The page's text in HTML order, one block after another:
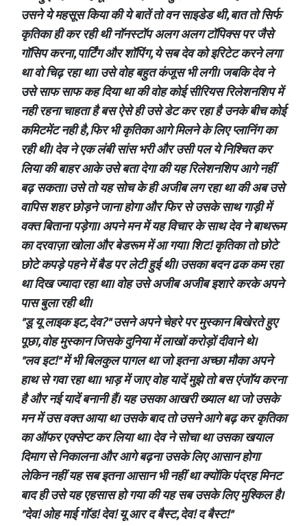
उसने ये महसूस किया की ये बातें तो वन साइडेड थी, बात तो सिर्फ
कृतिका ही कर रही थी नॉनस्टॉप अलग अलग टॉपिक्स पर जैसे
गॉसिप करना, पार्टिंग और शॉपिंग, ये सब देव को इरिटेट करने लगा
था वो चिढ़ रहा था। उसे वोह बहुत कंजूस भी लगी। जबकि देव ने
उसे साफ साफ कह दिया था की वोह कोई सीरियस रिलेशनशिप में
नही रहना चाहता है बस ऐसे ही उसे डेट कर रहा है उनके बीच कोई
कमिटमेंट नही है, फिर भी कृतिका आगे मिलने के लिए प्लानिंग का
रही थी। देव ने एक लंबी सांस भरी और उसी पल ये निश्चित कर
लिया की बाहर आके उसे बता देगा की यह रिलेशनशिप आगे नहीं
बढ़ सकता। उसे तो यह सोच के ही अजीब लग रहा था की अब उसे
वापिस शहर छोड़ने जाना होगा और फिर से उसके साथ गाड़ी में
वक्त बिताना पड़ेगा। अपने मन में यह विचार के साथ देव ने बाथरूम
का दरवाज़ा खोला और बेडरूम में आ गया। शिट! कृतिका तो छोटे
छोटे कपड़े पहने में बैड पर लेटी हुई थी। उसका बदन ढक कम रहा
था दिख ज्यादा रहा था। वोह उसे अजीब अजीब इशारे करके अपने
पास बुला रही थी।
"डू यू लाइक इट, देव?" उसने अपने चेहरे पर मुस्कान बिखेरते हुए
पूछा, वोह मुस्कान जिसके दुनिया में लाखों करोड़ों दीवाने थे।
"लव इट!" में भी बिलकुल पागल था जो इतना अच्छा मौका अपने
हाथ से गवा रहा था। भाड़ में जाए वोह यादें मुझे तो बस एंजॉय करना
है और नई यादें बनानी हैं। यह उसका आखरी ख्याल था जो उसके
मन में उस वक्त आया था उसके बाद तो उसने आगे बढ़ कर कृतिका
का ऑफर एक्सेप्ट कर लिया था। देव ने सोचा था उसका खयाल
दिमाग से निकालना और आगे बढ़ना उसके लिए आसान होगा
लेकिन नहीं यह सब इतना आसान भी नहीं था क्योंकि पंद्रह मिनट
बाद ही उसे यह एहसास हो गया की यह सब उसके लिए मुश्किल है।
"देव! ओह माई गॉड! देव! यू आर द बैस्ट, देव! द बैस्ट!"